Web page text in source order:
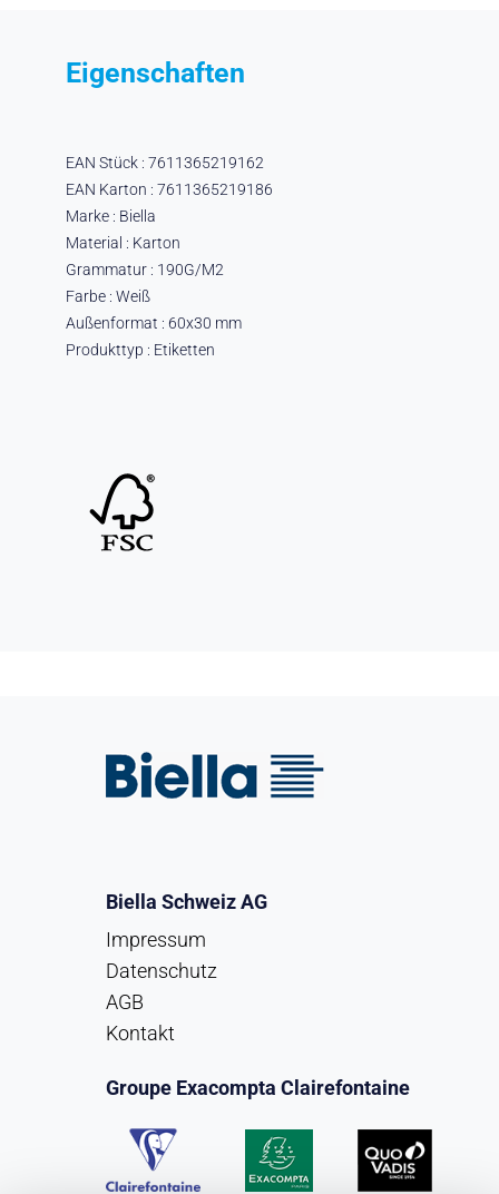
Eigenschaften
EAN Stück : 7611365219162
EAN Karton : 7611365219186
Marke : Biella
Material : Karton
Grammatur : 190G/M2
Farbe : Weiß
Außenformat : 60x30 mm
Produkttyp : Etiketten
Biella Schweiz AG
Impressum
Datenschutz
AGB
Kontakt
Groupe Exacompta Clairefontaine